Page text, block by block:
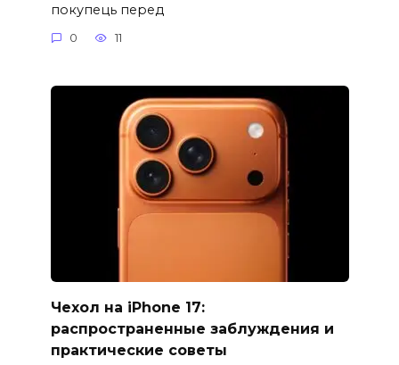
покупець перед
0 11
Чехол на iPhone 17:
распространенные заблуждения и
практические советы